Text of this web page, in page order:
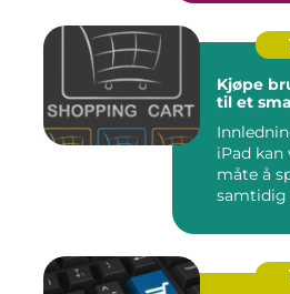
Kjøpe
til et
Innledning: Å kjøpe en
iPad
måte å
samtidig